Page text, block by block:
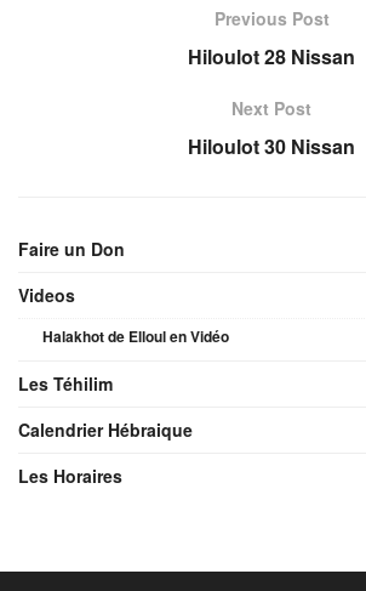
Previous Post
Hiloulot 28 Nissan
Next Post
Hiloulot 30 Nissan
Faire un Don
Videos
Halakhot de Elloul en Vidéo
Les Téhilim
Calendrier Hébraique
Les Horaires